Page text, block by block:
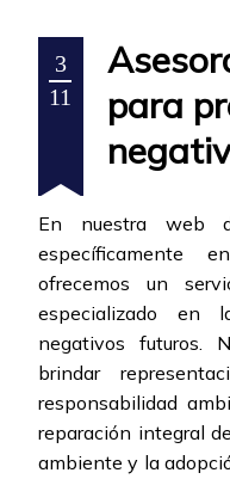
3
11
para
En nuestra web
específicamente
ofrecemos un
especializado en
negativos futuros.
brindar
responsabilidad
reparación integral
ambiente y la